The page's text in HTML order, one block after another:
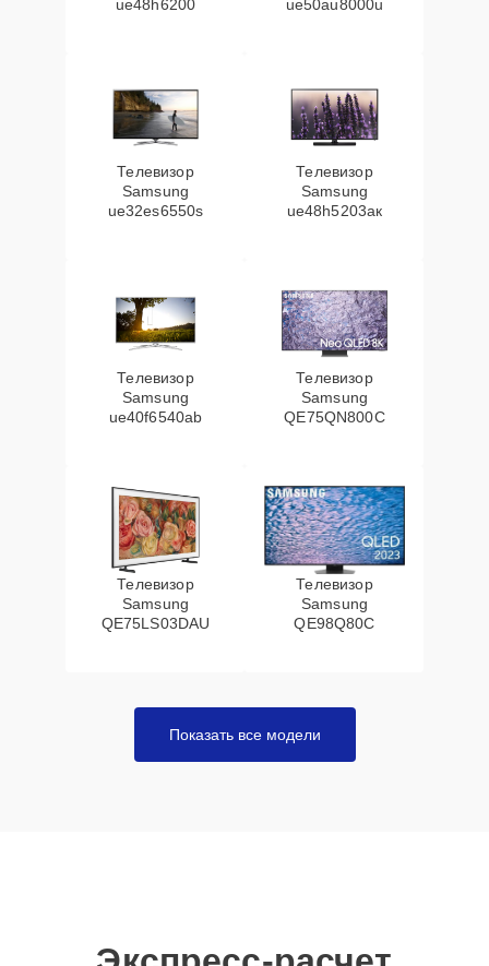
ue48h6200 ue50au8000u
Телевизор
Samsung
ue32es6550s
Телевизор
Samsung
ue48h5203aк
Телевизор
Samsung
ue40f6540ab
Телевизор
Samsung
QE75QN800C
Телевизор
Samsung
QE75LS03DAU
Телевизор
Samsung
QE98Q80C
Показать все модели